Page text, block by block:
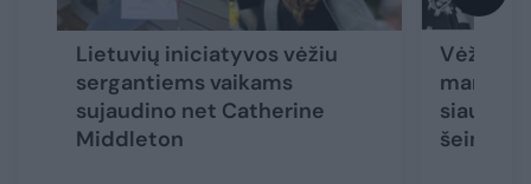
Lietuvių iniciatyvos vėžiu
sergantiems vaikams
sujaudino net Catherine
Middleton
Vėžiu
mama
šeimoje